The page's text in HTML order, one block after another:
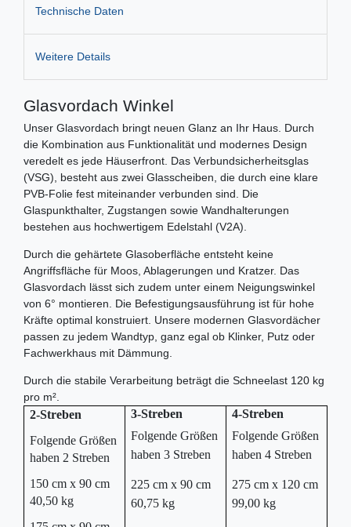
Technische Daten
Weitere Details
Glasvordach Winkel
Unser Glasvordach bringt neuen Glanz an Ihr Haus. Durch
die Kombination aus Funktionalität und modernes Design
veredelt es jede Häuserfront. Das Verbundsicherheitsglas
(VSG), besteht aus zwei Glasscheiben, die durch eine klare
PVB-Folie fest miteinander verbunden sind. Die
Glaspunkthalter, Zugstangen sowie Wandhalterungen
bestehen aus hochwertigem Edelstahl (V2A).
Durch die gehärtete Glasoberfläche entsteht keine
Angriffsfläche für Moos, Ablagerungen und Kratzer. Das
Glasvordach lässt sich zudem unter einem Neigungswinkel
von 6° montieren. Die Befestigungsausführung ist für hohe
Kräfte optimal konstruiert. Unsere modernen Glasvordächer
passen zu jedem Wandtyp, ganz egal ob Klinker, Putz oder
Fachwerkhaus mit Dämmung.
Durch die stabile Verarbeitung beträgt die Schneelast 120 kg
pro m².
2-Streben
Folgende Größen
haben 2 Streben
150 cm x 90 cm
40,50 kg
3-Streben
Folgende Größen
haben 3 Streben
225 cm x 90 cm
60,75 kg
4-Streben
Folgende Größen
haben 4 Streben
275 cm x 120 cm
99,00 kg